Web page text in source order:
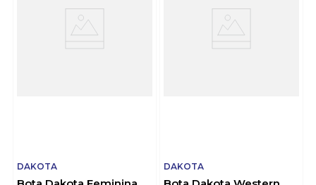
DAKOTA DAKOTA